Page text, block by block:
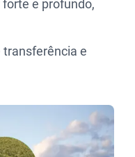
e profundo,
transferência e